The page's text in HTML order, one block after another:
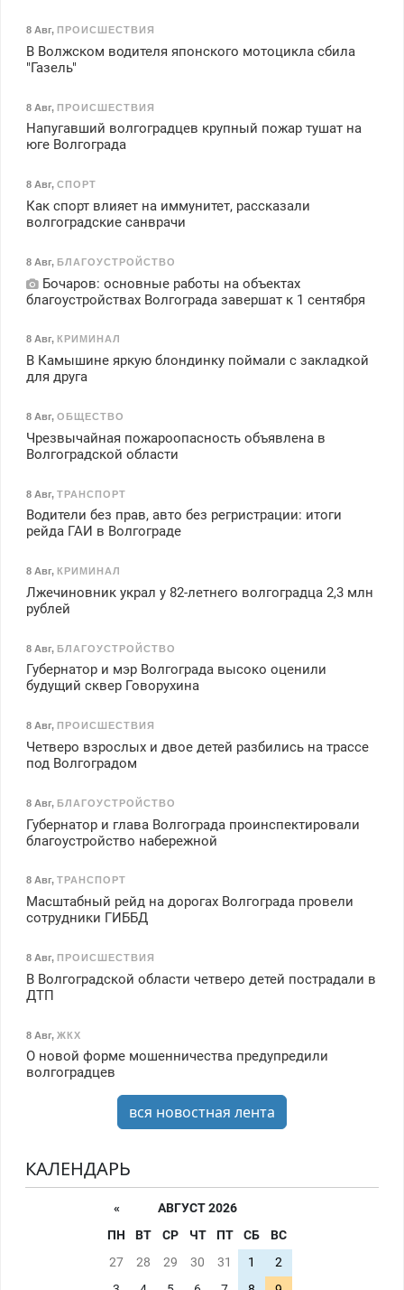
8 Авг, ПРОИСШЕСТВИЯ
В Волжском водителя японского мотоцикла сбила
"Газель"
8 Авг, ПРОИСШЕСТВИЯ
Напугавший волгоградцев крупный пожар тушат на
юге Волгограда
8 Авг, СПОРТ
Как спорт влияет на иммунитет, рассказали
волгоградские санврачи
8 Авг, БЛАГОУСТРОЙСТВО
Бочаров: основные работы на объектах
благоустройствах Волгограда завершат к 1 сентября
8 Авг, КРИМИНАЛ
В Камышине яркую блондинку поймали с закладкой
для друга
8 Авг, ОБЩЕСТВО
Чрезвычайная пожароопасность объявлена в
Волгоградской области
8 Авг, ТРАНСПОРТ
Водители без прав, авто без регристрации: итоги
рейда ГАИ в Волгограде
8 Авг, КРИМИНАЛ
Лжечиновник украл у 82-летнего волгоградца 2,3 млн
рублей
8 Авг, БЛАГОУСТРОЙСТВО
Губернатор и мэр Волгограда высоко оценили
будущий сквер Говорухина
8 Авг, ПРОИСШЕСТВИЯ
Четверо взрослых и двое детей разбились на трассе
под Волгоградом
8 Авг, БЛАГОУСТРОЙСТВО
Губернатор и глава Волгограда проинспектировали
благоустройство набережной
8 Авг, ТРАНСПОРТ
Масштабный рейд на дорогах Волгограда провели
сотрудники ГИББД
8 Авг, ПРОИСШЕСТВИЯ
В Волгоградской области четверо детей пострадали в
ДТП
8 Авг, ЖКХ
О новой форме мошенничества предупредили
волгоградцев
вся новостная лента
КАЛЕНДАРЬ
«
АВГУСТ 2026
ПН
ВТ СР ЧТ ПТ СБ
ВС
27
28 29 30 31 1
2